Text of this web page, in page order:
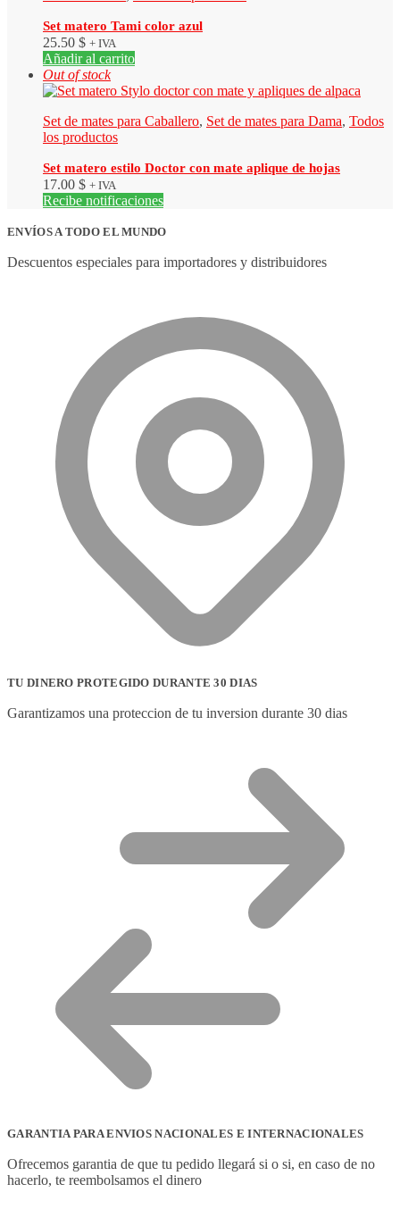
Set matero Tami color azul
25.50 $ + IVA
Añadir al carrito
Out of stock
Set de mates para Caballero, Set de mates para Dama, Todos
los productos
Set matero estilo Doctor con mate aplique de hojas
17.00 $ + IVA
Recibe notificaciones
ENVÍOS A TODO EL MUNDO
Descuentos especiales para importadores y distribuidores
TU DINERO PROTEGIDO DURANTE 30 DIAS
Garantizamos una proteccion de tu inversion durante 30 dias
GARANTIA PARA ENVIOS NACIONALES E INTERNACIONALES
Ofrecemos garantia de que tu pedido llegará si o si, en caso de no
hacerlo, te reembolsamos el dinero